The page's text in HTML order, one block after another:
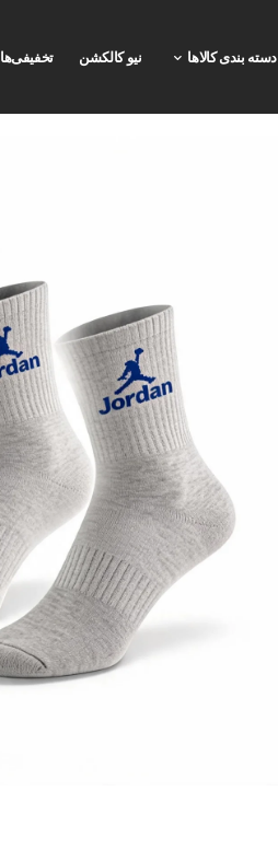
دسته بندی کالاها نیو کالکشن تخفیفی‌ها